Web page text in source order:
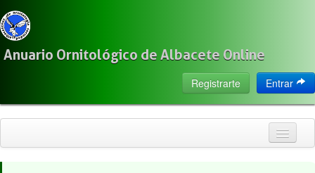
Anuario Ornitológico de Albacete Online
Entrar
Registrarte